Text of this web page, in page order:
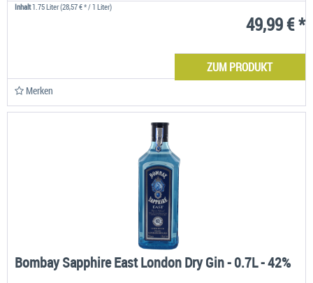
Inhalt1.75 Liter(28,57 € * / 1 Liter)
49,99 € *
ZUM PRODUKT
Merken
Bombay Sapphire East London Dry Gin - 0.7L - 42%